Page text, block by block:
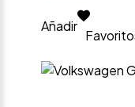
Añadir